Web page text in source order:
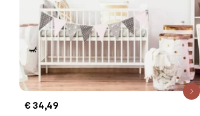
€ 34,49